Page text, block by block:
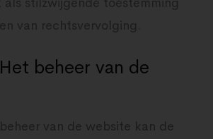
van rechtsvervolging.
beheer van de
van de website kan de